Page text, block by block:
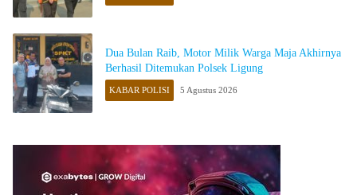
Dua Bulan Raib, Motor Milik Warga Maja Akhirnya
Berhasil Ditemukan Polsek Ligung
KABAR POLISI 5 Agustus 2026